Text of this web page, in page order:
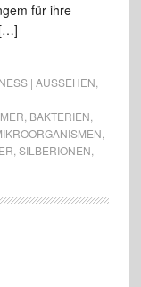
für ihre
| AUSSEHEN
BAKTERIEN
SILBERIONEN